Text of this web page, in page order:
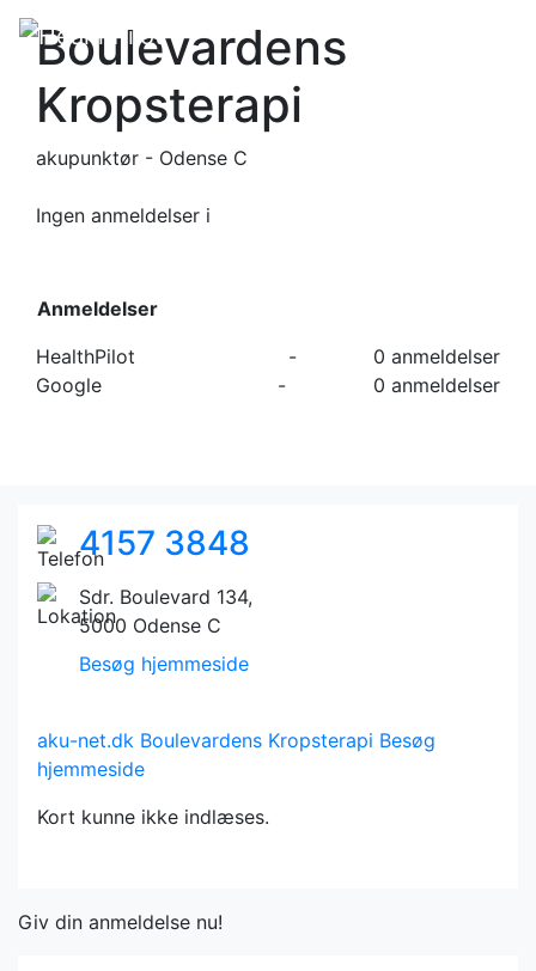
Boulevardens
Kropsterapi
akupunktør - Odense C
Ingen anmeldelser i
Anmeldelser
HealthPilot
-
0 anmeldelser
Google
- 0 anmeldelser
4157 3848
Sdr. Boulevard 134,
5000 Odense C
Besøg hjemmeside
aku-net.dk Boulevardens Kropsterapi Besøg
hjemmeside
Kort kunne ikke indlæses.
Giv din anmeldelse nu!